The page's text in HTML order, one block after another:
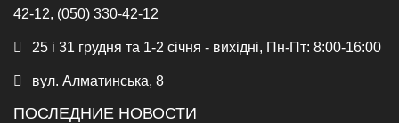
42-12, (050) 330-42-12
25 і 31 грудня та 1-2 січня - вихідні, Пн-Пт: 8:00-16:00
вул. Алматинська, 8
ПОСЛЕДНИЕ НОВОСТИ